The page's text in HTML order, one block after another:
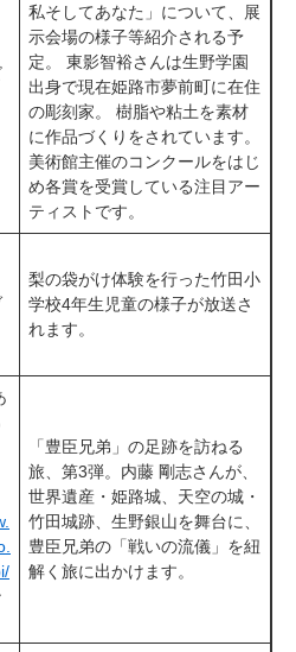
私そしてあなた」について、展
示会場の様子等紹介される予
定。 東影智裕さんは生野学園
出身で現在姫路市夢前町に在住
の彫刻家。 樹脂や粘土を素材
に作品づくりをされています。
美術館主催のコンクールをはじ
め各賞を受賞している注目アー
ティストです。
梨の袋がけ体験を行った竹田小
学校4年生児童の様子が放送さ
れます。
「豊臣兄弟」の足跡を訪ねる
旅、第3弾。内藤 剛志さんが、
世界遺産・姫路城、天空の城・
竹田城跡、生野銀山を舞台に、
豊臣兄弟の「戦いの流儀」を紐
解く旅に出かけます。